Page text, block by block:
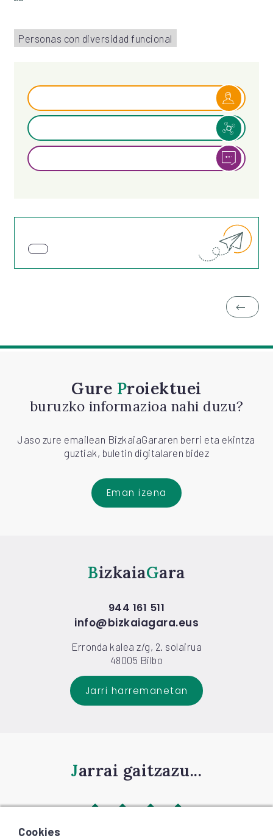
Personas con diversidad funcional
Gure Proiektuei
buruzko informazioa nahi duzu?
Jaso zure emailean BizkaiaGararen berri eta ekintza
guztiak, buletin digitalaren bidez
Eman izena
Bizkaia Gara
944 161 511
info@bizkaiagara.eus
Erronda kalea z/g, 2. solairua
48005 Bilbo
Jarri harremanetan
Jarrai gaitzazu...
Cookies